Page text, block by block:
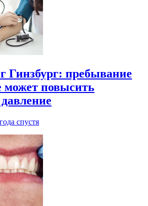
Гинзбург: пребывание
может повысить
спустя